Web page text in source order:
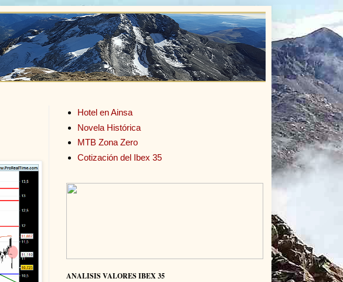
Hotel en Ainsa
Novela Histórica
MTB Zona Zero
Cotización del Ibex 35
ANALISIS VALORES IBEX 35